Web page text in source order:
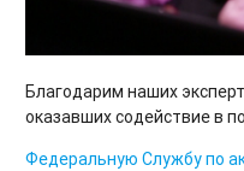
Благодарим наших
оказавших содействие в
Федеральную Службу по